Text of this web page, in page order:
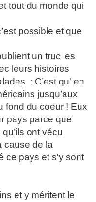
tout du monde qui
possible et que
un truc les
leurs histoires
: C’est qu' en
jusqu’aux
fond du coeur ! Eux
pays parce que
ont vécu
cause de la
ce pays et s'y sont
et y méritent le